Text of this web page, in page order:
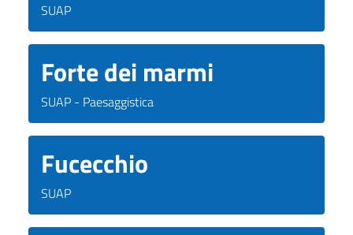
SUAP
Forte dei marmi
SUAP - Paesaggistica
Fucecchio
SUAP